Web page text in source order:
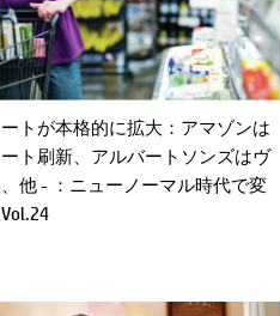
トが本格的に拡大：アマゾンは
ト刷新、アルバートソンズはヴ
他 - ：ニューノーマル時代で変